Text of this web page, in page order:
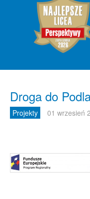
Droga do
Projekty 01 wrzesień